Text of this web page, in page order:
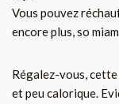
Vous pouvez
encore plus, so
Régalez-vous,
et peu calorique.